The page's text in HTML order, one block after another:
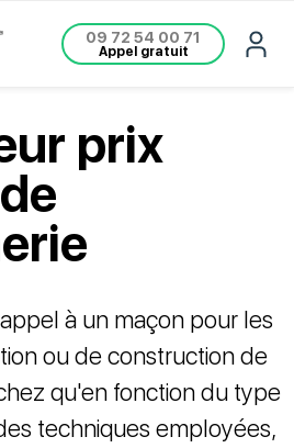
09 72 54 00 71
Appel gratuit
prix
à un maçon pour les
ou de construction de
qu'en fonction du type
techniques employées,